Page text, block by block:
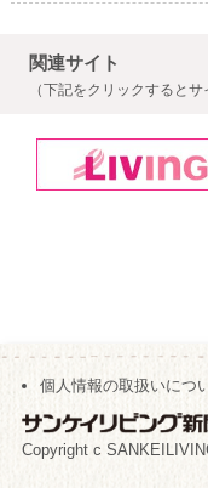
関連サイト
（下記をクリックするとサ
個人情報の取扱いにつ
Copyright c